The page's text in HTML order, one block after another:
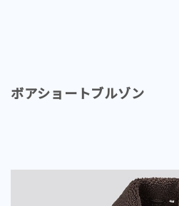
ボアショートブルゾン